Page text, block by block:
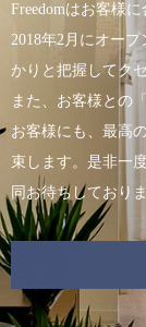
Freedomはお客様
2018年2月にオー
かりと把握してク
また、お客様との
お客様にも、最高
束します。是非一
同お待ちしておりま